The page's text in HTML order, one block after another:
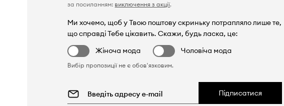
за посиланням: виключення з акції.
Ми хочемо, щоб у Твою поштову скриньку потрапляло лише те,
що справді Тебе цікавить. Скажи, будь ласка, це:
Жіноча мода
Чоловіча мода
Вибір пропозиції не є обов'язковим.
Підписатися